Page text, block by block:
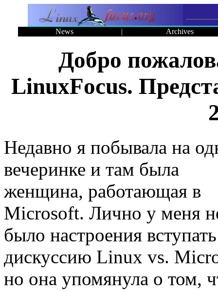
News | Archives
Добро
LinuxFocus.
Недавно я побывала на
вечеринке и там была
женщина, работающая в
Microsoft. Лично у меня
было настроения
дискуссию Linux vs.
но она упомянула о том,